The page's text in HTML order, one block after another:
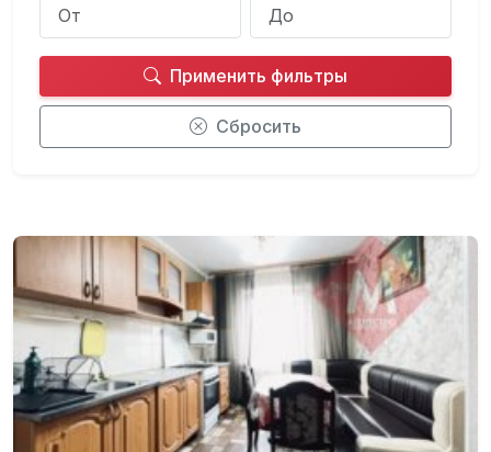
Применить фильтры
Сбросить